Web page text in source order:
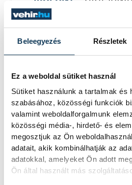
Beleegyezés Részletek
Ez a weboldal sütiket használ
Sütiket használunk a tartalmak és
szabásához, közösségi funkciók
valamint weboldalforgalmunk
közösségi média-, hirdető- és
megosztjuk az Ön
adatait, akik kombinálhatják az
adatokkal, amelyeket Ön adott
Ön által használt más
HELYSZÍN
SZEGED,
EREDMÉNY